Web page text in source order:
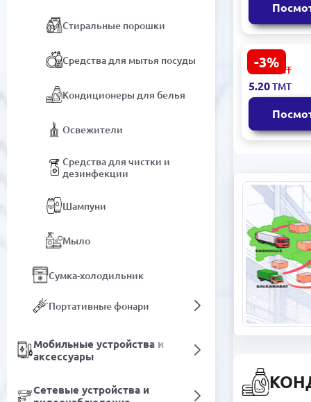
Стиральные порошки
Средства для мытья посуды
Кондиционеры для белья
Освежители
Средства для чистки и
дезинфекции
Шампуни
Мыло
Сумка-холодильник
Портативные фонари
Мобильные устройства и
аксессуары
Сетевые устройства и
-3%
Amatly
Гель для
посуды
5.40ТМТ
5.20ТМТ